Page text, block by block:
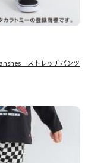
ストレッチパンツ